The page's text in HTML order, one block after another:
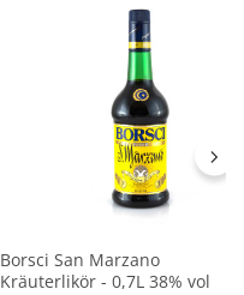
Borsci San Marzano
Kräuterlikör - 0,7L 38% vol